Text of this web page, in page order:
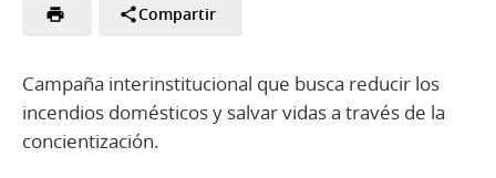
Compartir
Campaña interinstitucional que busca reducir los
incendios domésticos y salvar vidas a través de la
concientización.